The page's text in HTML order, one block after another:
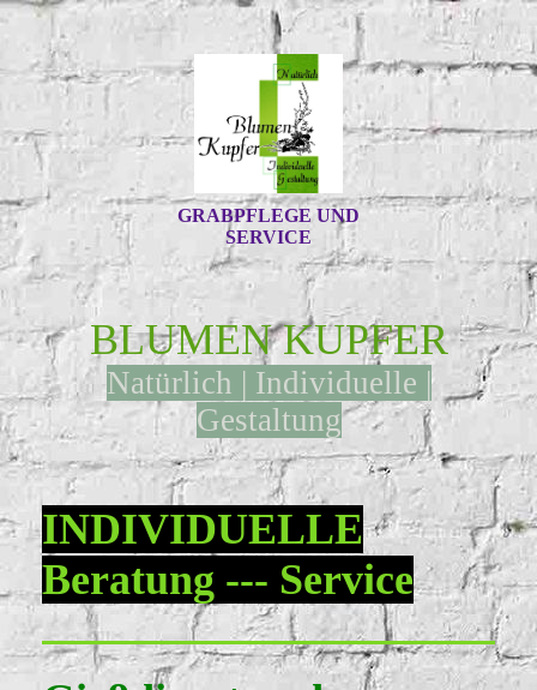
GRABPFLEGE UND
SERVICE
BLUMEN KUPFER
Natürlich | Individuelle |
Gestaltung
INDIVIDUELLE
Beratung --- Service